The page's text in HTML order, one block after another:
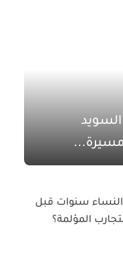
سنوات قبل
المؤلمة؟